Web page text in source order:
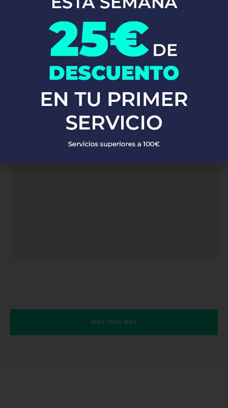
fontanería profesional en Orcasur. Con una red de
a clientes en Orcasur. Ya sea que necesites reparaciones de
emergencia, instalaciones de fontanería o mantenimiento
preventivo, nuestro equipo está listo para proporcionarte
soluciones rápidas y eficaces, garantizando siempre la máxima
calidad y satisfacción del cliente.
MOSTRAR MAS